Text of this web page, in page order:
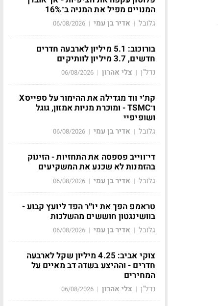
המנויים מפיל את המניה ב־16%
גלובל | אדיר בן עמי |
06/08/2026
בורוכוב: 5.1 מיליון לארבעה חדרים
חדשים, 3.7 מיליון לוותיקים
נדל"ן | צלי אהרון |
06/08/2026
קת׳י ווד מגדילה את ההימור על ספייסX
ו־TSMC - ומוכרת מניות אמזון, גוגל
ושופיפיי
גלובל | אדיר בן עמי |
06/08/2026
די־ווייב פספסה את התחזיות - הזינוק
בהזמנות לא שכנע את המשקיעים
גלובל | אדיר בן עמי |
06/08/2026
טראמפ הפך את יו״ר הפד ליועץ קבוע -
בוושינגטון חוששים מהשלכות
גלובל | אדיר בן עמי |
06/08/2026
צוקי אביב: 4.25 מיליון שקל לארבעה
חדרים - וההיצע בשדה דב מאיים על
המחירים
נדל"ן | צלי אהרון |
06/08/2026